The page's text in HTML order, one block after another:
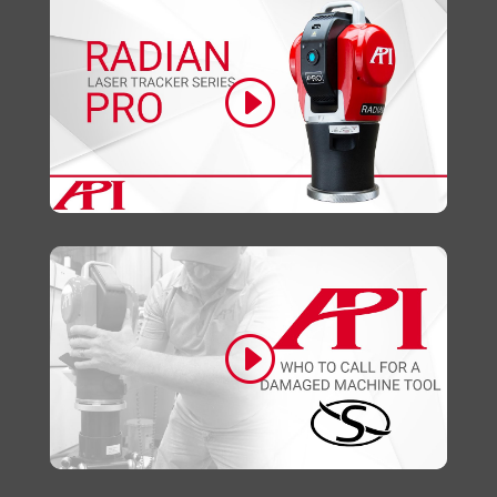
Klicke hier, um Marketing-Cookies zu
akzeptieren und diesen Inhalt zu aktivieren
Klicke hier, um Marketing-Cookies zu
akzeptieren und diesen Inhalt zu aktivieren